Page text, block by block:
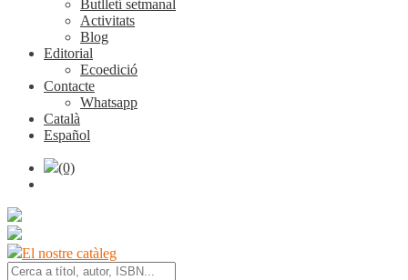
Butlletí setmanal
Activitats
Blog
Editorial
Ecoedició
Contacte
Whatsapp
Català
Español
(0)
El nostre catàleg